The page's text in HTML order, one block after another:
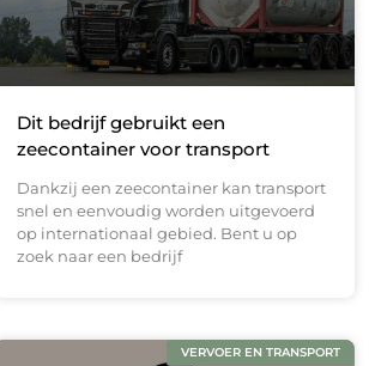
Dit bedrijf gebruikt een
zeecontainer voor transport
Dankzij een zeecontainer kan transport
snel en eenvoudig worden uitgevoerd
op internationaal gebied. Bent u op
zoek naar een bedrijf
VERVOER EN TRANSPORT